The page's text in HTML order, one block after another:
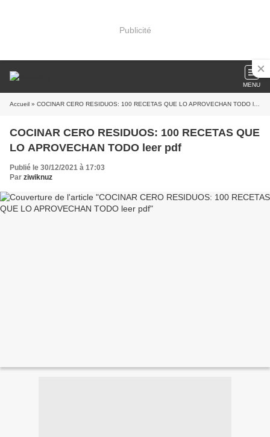
Publicité
MENU
Accueil » COCINAR CERO RESIDUOS: 100 RECETAS QUE LO APROVECHAN TODO leer pdf
COCINAR CERO RESIDUOS: 100 RECETAS QUE
LO APROVECHAN TODO leer pdf
Publié le 30/12/2021 à 17:03
Par ziwiknuz